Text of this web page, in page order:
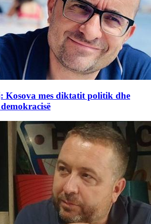
Kosova mes diktatit politik dhe